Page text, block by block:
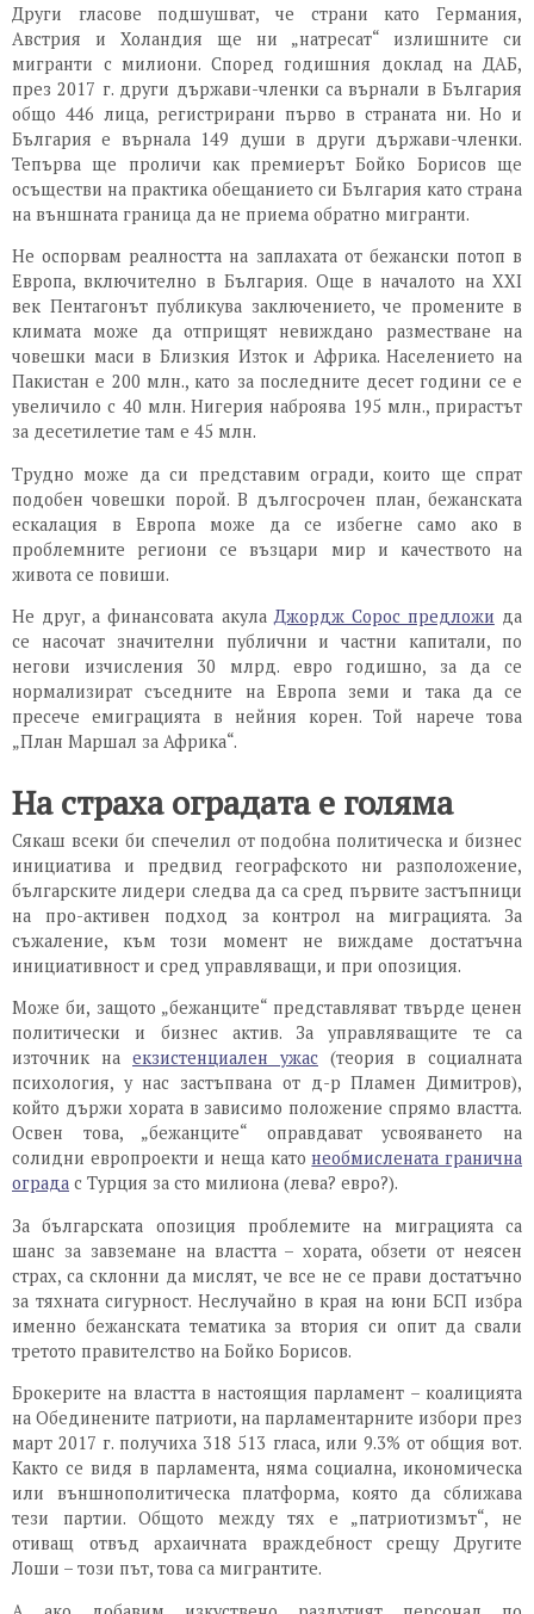
Други гласове подшушват, че страни като Германия,
Австрия и Холандия ще ни „натресат“ излишните си
мигранти с милиони. Според годишния доклад на ДАБ,
през 2017 г. други държави-членки са върнали в България
общо 446 лица, регистрирани първо в страната ни. Но и
България е върнала 149 души в други държави-членки.
Тепърва ще проличи как премиерът Бойко Борисов ще
осъществи на практика обещанието си България като страна
на външната граница да не приема обратно мигранти.
Не оспорвам реалността на заплахата от бежански потоп в
Европа, включително в България. Още в началото на XXI
век Пентагонът публикува заключението, че промените в
климата може да отприщят невиждано разместване на
човешки маси в Близкия Изток и Африка. Населението на
Пакистан е 200 млн., като за последните десет години се е
увеличило с 40 млн. Нигерия наброява 195 млн., прирастът
за десетилетие там е 45 млн.
Трудно може да си представим огради, които ще спрат
подобен човешки порой. В дългосрочен план, бежанската
ескалация в Европа може да се избегне само ако в
проблемните региони се възцари мир и качеството на
живота се повиши.
Не друг, а финансовата акулаДжордж Сорос предложи да
се насочат значителни публични и частни капитали, по
негови изчисления 30 млрд. евро годишно, за да се
нормализират съседните на Европа земи и така да се
пресече емиграцията в нейния корен. Той нарече това
„План Маршал за Африка“.
На страха оградата е голяма
Сякаш всеки би спечелил от подобна политическа и бизнес
инициатива и предвид географското ни разположение,
българските лидери следва да са сред първите застъпници
на про-активен подход за контрол на миграцията. За
съжаление, към този момент не виждаме достатъчна
инициативност и сред управляващи, и при опозиция.
Може би, защото „бежанците“ представляват твърде ценен
политически и бизнес актив. За управляващите те са
източник на екзистенциален ужас (теория в социалната
психология, у нас застъпвана от д-р Пламен Димитров),
който държи хората в зависимо положение спрямо властта.
Освен това, „бежанците“ оправдават усвояването на
солидни европроекти и неща катонеобмислената гранична
ограда с Турция за сто милиона (лева? евро?).
За българската опозиция проблемите на миграцията са
шанс за завземане на властта – хората, обзети от неясен
страх, са склонни да мислят, че все не се прави достатъчно
за тяхната сигурност. Неслучайно в края на юни БСП избра
именно бежанската тематика за втория си опит да свали
третото правителство на Бойко Борисов.
Брокерите на властта в настоящия парламент – коалицията
на Обединените патриоти, на парламентарните избори през
март 2017 г. получиха 318 513 гласа, или 9.3% от общия вот.
Както се видя в парламента, няма социална, икономическа
или външнополитическа платформа, която да сближава
тези партии. Общото между тях е „патриотизмът“, не
отиващ отвъд архаичната враждебност срещу Другите
Лоши – този път, това са мигрантите.